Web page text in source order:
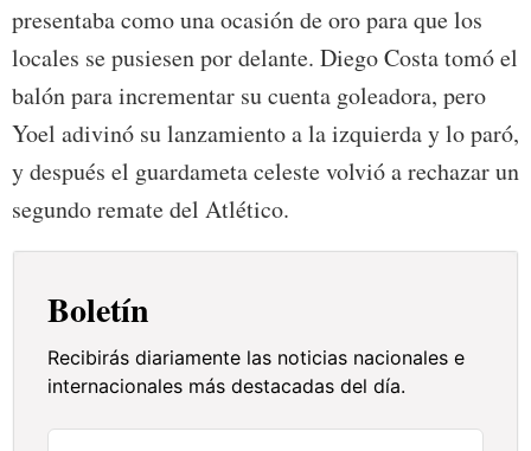
presentaba como una ocasión de oro para que los
locales se pusiesen por delante. Diego Costa tomó el
balón para incrementar su cuenta goleadora, pero
Yoel adivinó su lanzamiento a la izquierda y lo paró,
y después el guardameta celeste volvió a rechazar un
segundo remate del Atlético.
Boletín
Recibirás diariamente las noticias nacionales e
internacionales más destacadas del día.